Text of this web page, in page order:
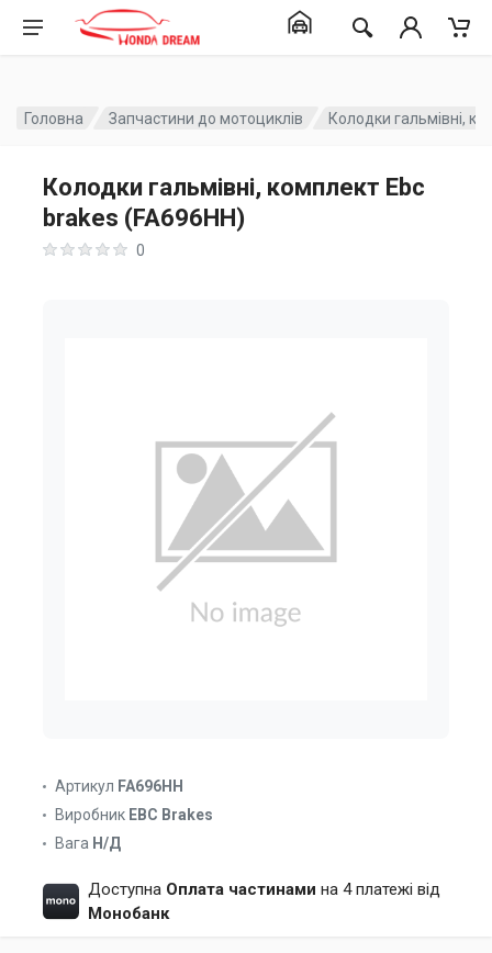
Головна Запчастини до мотоциклів Колодки гальмівні,
Колодки гальмівні, комплект Ebc
brakes (FA696HH)
0
Артикул FA696HH
Виробник EBC Brakes
Вага Н/Д
Доступна Оплата частинами на 4 платежі від
Монобанк